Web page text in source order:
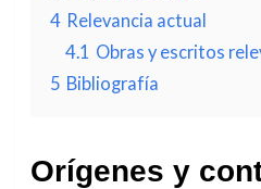
4 Relevancia actual
4.1 Obras y escritos
5 Bibliografía
Orígenes y